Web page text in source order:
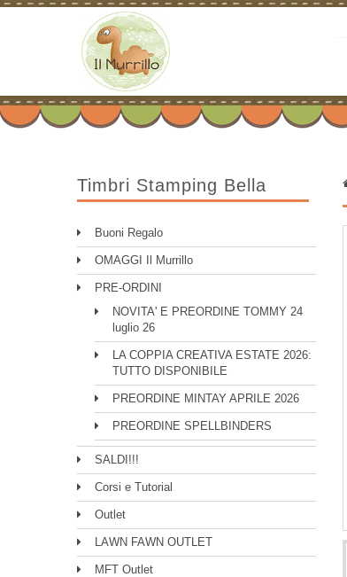
Timbri Stamping Bella
Buoni Regalo
OMAGGI Il Murrillo
PRE-ORDINI
NOVITA' E PREORDINE TOMMY 24
luglio 26
LA COPPIA CREATIVA ESTATE 2026:
TUTTO DISPONIBILE
PREORDINE MINTAY APRILE 2026
PREORDINE SPELLBINDERS
SALDI!!!
Corsi e Tutorial
Outlet
LAWN FAWN OUTLET
MFT Outlet